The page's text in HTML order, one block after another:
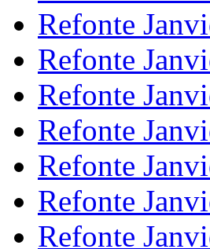
Refonte
Refonte
Refonte
Refonte
Refonte
Refonte
Refonte